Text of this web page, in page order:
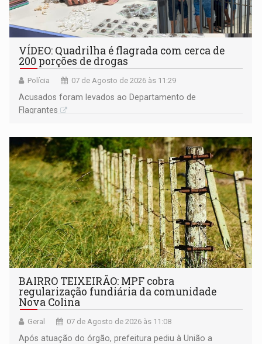
VÍDEO: Quadrilha é flagrada com cerca de
200 porções de drogas
Polícia 07 de Agosto de 2026 às 11:29
Acusados foram levados ao Departamento de
Flagrantes
BAIRRO TEIXEIRÃO: MPF cobra
regularização fundiária da comunidade
Nova Colina
Geral 07 de Agosto de 2026 às 11:08
Após atuação do órgão, prefeitura pediu à União a